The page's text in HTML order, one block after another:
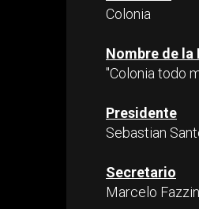
Colonia
Nombre de la
"Colonia todo
Presidente
Sebastian
Secretario
Marcelo